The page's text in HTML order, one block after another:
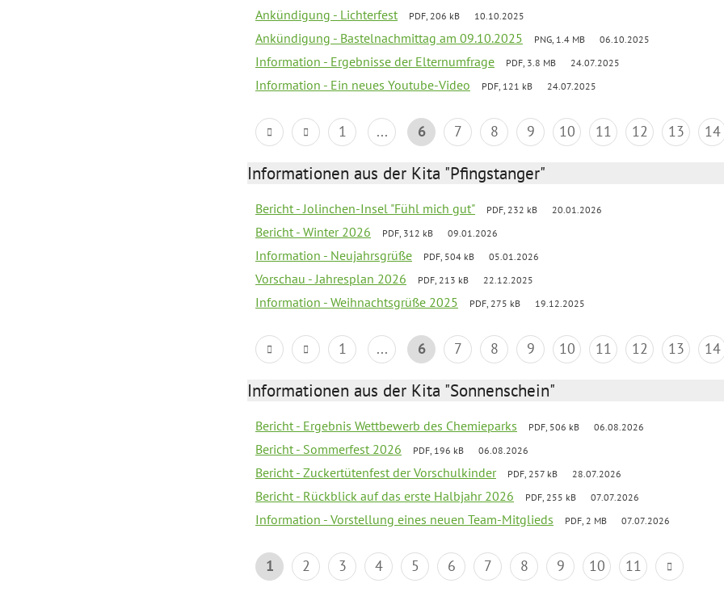
Ankündigung - Lichterfest PDF, 206 kB 10.10.2025
Ankündigung - Bastelnachmittag am 09.10.2025 PNG, 1.4 MB 06.10.2025
Information - Ergebnisse der Elternumfrage PDF, 3.8 MB 24.07.2025
Information - Ein neues Youtube-Video PDF, 121 kB 24.07.2025
1 ... 6 7 8 9 10 11 12 13 14
Informationen aus der Kita "Pfingstanger"
Bericht - Jolinchen-Insel "Fühl mich gut" PDF, 232 kB 20.01.2026
Bericht - Winter 2026 PDF, 312 kB 09.01.2026
Information - Neujahrsgrüße PDF, 504 kB 05.01.2026
Vorschau - Jahresplan 2026 PDF, 213 kB 22.12.2025
Information - Weihnachtsgrüße 2025 PDF, 275 kB 19.12.2025
1 ... 6 7 8 9 10 11 12 13 14
Informationen aus der Kita "Sonnenschein"
Bericht - Ergebnis Wettbewerb des Chemieparks PDF, 506 kB 06.08.2026
Bericht - Sommerfest 2026 PDF, 196 kB 06.08.2026
Bericht - Zuckertütenfest der Vorschulkinder PDF, 257 kB 28.07.2026
Bericht - Rückblick auf das erste Halbjahr 2026 PDF, 255 kB 07.07.2026
Information - Vorstellung eines neuen Team-Mitglieds PDF, 2 MB 07.07.2026
1 2 3 4 5 6 7 8 9 10 11